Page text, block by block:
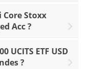
Stoxx
Acc ?
UCITS ETF USD
?